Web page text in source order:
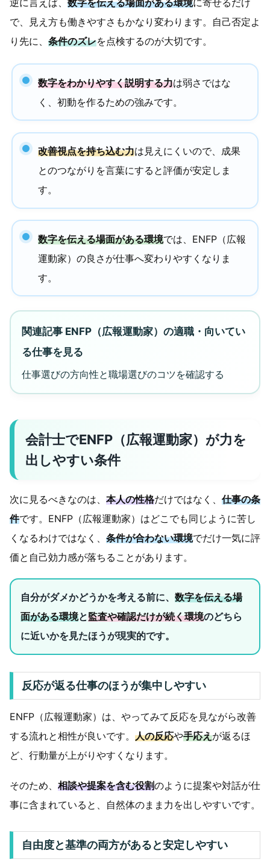
で、見え方も働きやすさもかなり変わります。自己否定よ
り先に、 条件のズレを点検するのが大切です。
数字をわかりやすく説明する力は弱さではな
く、初動を作るための強みです。
改善視点を持ち込む力は見えにくいので、成果
とのつながりを言葉にすると評価が安定しま
す。
数字を伝える場面がある環境では、ENFP（広報
運動家）の良さが仕事へ変わりやすくなりま
す。
関連記事 ENFP（広報運動家）の適職・向いてい
る仕事を見る
仕事選びの方向性と職場選びのコツを確認する
会計士でENFP（広報運動家）が力を
出しやすい条件
次に見るべきなのは、 本人の性格だけではなく、 仕事の条
件です。ENFP（広報運動家）はどこでも同じように苦し
くなるわけではなく、 条件が合わない環境でだけ一気に評
価と自己効力感が落ちることがあります。
自分がダメかどうかを考える前に、 数字を伝える場
面がある環境と監査や確認だけが続く環境のどちら
に近いかを見たほうが現実的です。
反応が返る仕事のほうが集中しやすい
ENFP（広報運動家）は、やってみて反応を見ながら改善
する流れと相性が良いです。 人の反応や手応えが返るほ
ど、行動量が上がりやすくなります。
そのため、 相談や提案を含む役割のように提案や対話が仕
事に含まれていると、自然体のまま力を出しやすいです。
自由度と基準の両方があると安定しやすい